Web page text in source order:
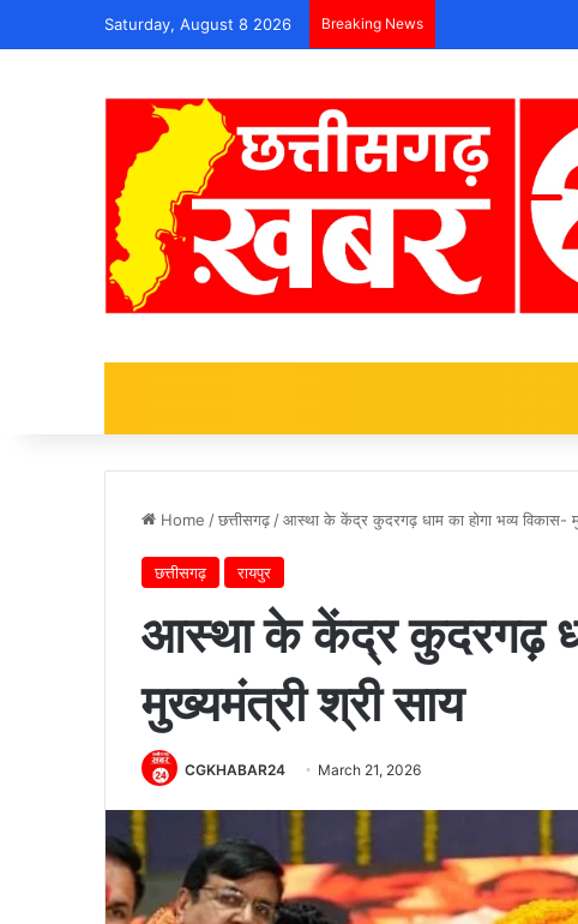
Saturday, August 8 2026 Breaking News
Home /छत्तीसगढ़ /आस्था के केंद्र कुदरगढ़ धाम का होगा भव्य विकास-
छत्तीसगढ़ रायपुर
आस्था के केंद्र कुदरगढ़
मुख्यमंत्री श्री साय
CGKHABAR24 March 21, 2026